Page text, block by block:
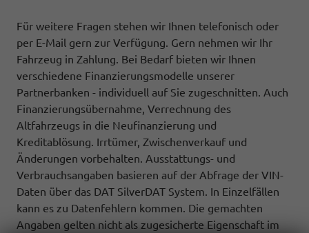
Für weitere Fragen stehen wir Ihnen telefonisch oder
per E-Mail gern zur Verfügung. Gern nehmen wir Ihr
Fahrzeug in Zahlung. Bei Bedarf bieten wir Ihnen
verschiedene Finanzierungsmodelle unserer
Partnerbanken - individuell auf Sie zugeschnitten. Auch
Finanzierungsübernahme, Verrechnung des
Altfahrzeugs in die Neufinanzierung und
Kreditablösung. Irrtümer, Zwischenverkauf und
Änderungen vorbehalten. Ausstattungs- und
Verbrauchsangaben basieren auf der Abfrage der VIN-
Daten über das DAT SilverDAT System. In Einzelfällen
kann es zu Datenfehlern kommen. Die gemachten
Angaben gelten nicht als zugesicherte Eigenschaft im